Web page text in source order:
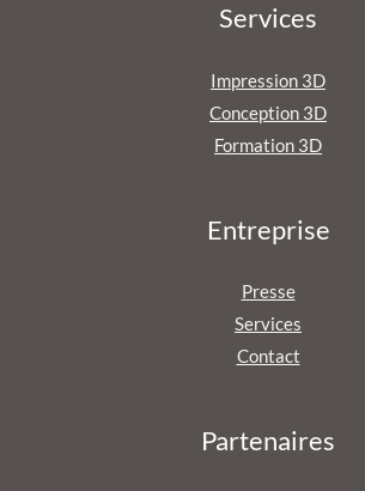
Services
Impression 3D
Conception 3D
Formation 3D
Entreprise
Presse
Services
Contact
Partenaires